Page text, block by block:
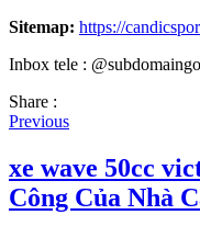
Sitemap: https://
Inbox tele :
Share :
Previous
xe wave 50cc
Công Của Nhà